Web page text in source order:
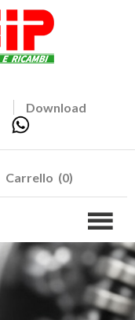
Download
Carrello (0)